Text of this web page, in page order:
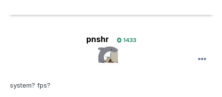
pnshr 1433
system? fps?